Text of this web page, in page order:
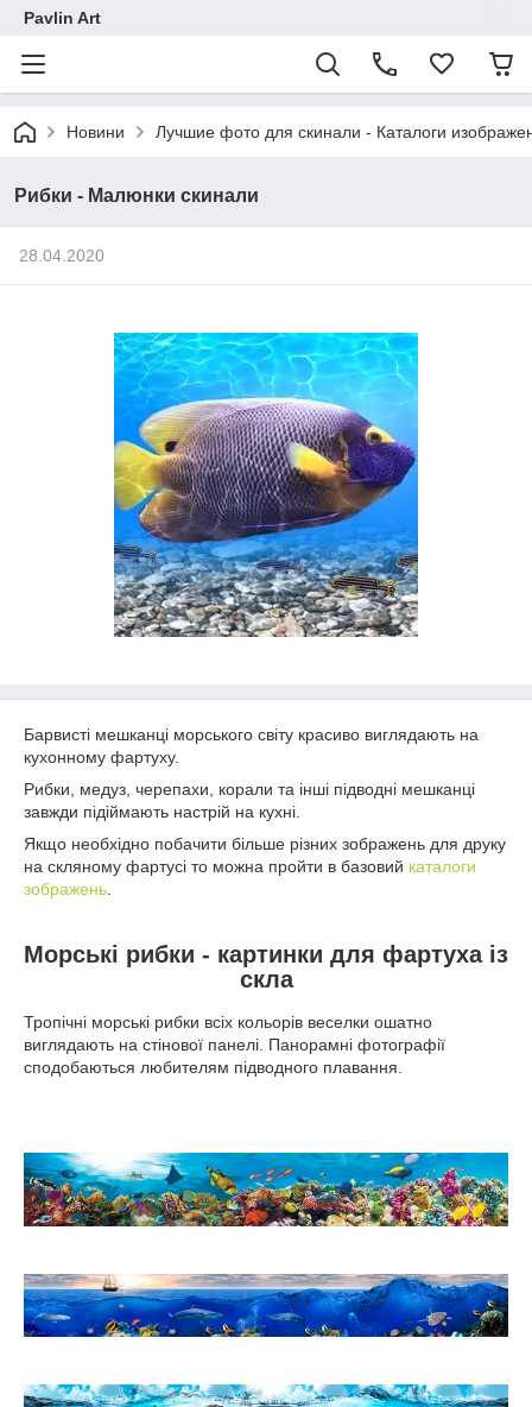
Pavlin Art
Новини Лучшие фото для скинали - Каталоги
Рибки - Малюнки скинали
28.04.2020
Барвисті мешканці морського світу красиво виглядають на
кухонному фартуху.
Рибки, медуз, черепахи, корали та інші підводні мешканці
завжди підіймають настрій на кухні.
Якщо необхідно побачити більше різних зображень для друку
на скляному фартусі то можна пройти в базовий каталоги
зображень
Морські рибки - картинки для фартуха із
скла
Тропічні морські рибки всіх кольорів веселки ошатно
виглядають на стінової панелі. Панорамні фотографії
сподобаються любителям підводного плавання.